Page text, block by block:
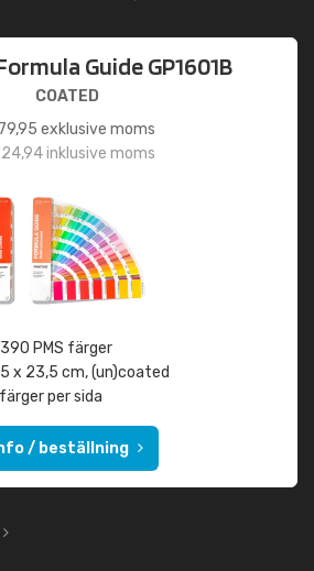
Guide GP1601B
COATED
exklusive moms
inklusive moms
PMS färger
x 23,5 cm, (un)coated
per sida
/ beställning